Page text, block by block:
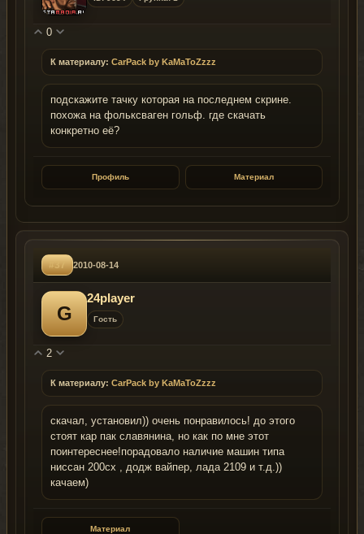
0
К материалу: CarPack by KaMaToZzzz
подскажите тачку которая на последнем скрине.
похожа на фольксваген гольф. где скачать
конкретно её?
Профиль Материал
#37 2010-08-14
G
24player
Гость
2
К материалу: CarPack by KaMaToZzzz
скачал, установил)) очень понравилось! до этого
стоят кар пак славянина, но как по мне этот
поинтереснее!порадовало наличие машин типа
ниссан 200сх , додж вайпер, лада 2109 и т.д.))
качаем)
Материал